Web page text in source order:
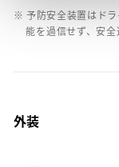
※ 予防安全装置はド
能を過信せず、安全
外装